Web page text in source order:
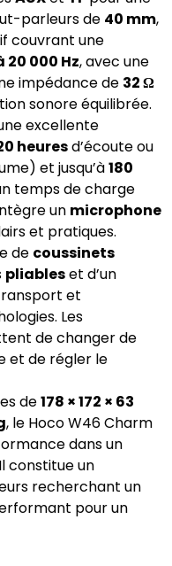
parleurs de 40 mm,
couvrant une
20 000 Hz, avec une
impédance de 32 Ω
sonore équilibrée.
excellente
heuresd’écoute ou
et jusqu’à180
temps de charge
un microphone
et pratiques.
de coussinets
pliableset d’un
et
Les
de changer de
et de régler le
de178 × 172 × 63
, le Hoco W46 Charm
dans un
constitue un
recherchant un
pour un